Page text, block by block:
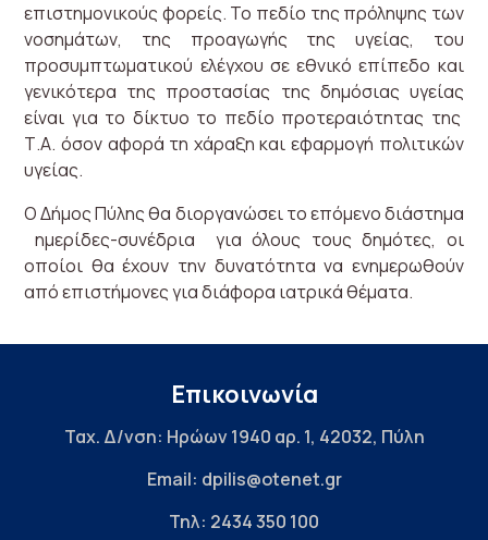
επιστημονικούς φορείς. Το πεδίο της πρόληψης των
νοσημάτων, της προαγωγής της υγείας, του
προσυμπτωματικού ελέγχου σε εθνικό επίπεδο και
γενικότερα της προστασίας της δημόσιας υγείας
είναι για το δίκτυο το πεδίο προτεραιότητας της
Τ.Α. όσον αφορά τη χάραξη και εφαρμογή πολιτικών
υγείας.
Ο Δήμος Πύλης θα διοργανώσει το επόμενο διάστημα
ημερίδες-συνέδρια για όλους τους δημότες, οι
οποίοι θα έχουν την δυνατότητα να ενημερωθούν
από επιστήμονες για διάφορα ιατρικά θέματα.
Επικοινωνία
Ταχ. Δ/νση: Ηρώων 1940 αρ. 1, 42032, Πύλη
Email: dpilis@otenet.gr
Τηλ: 2434 350 100